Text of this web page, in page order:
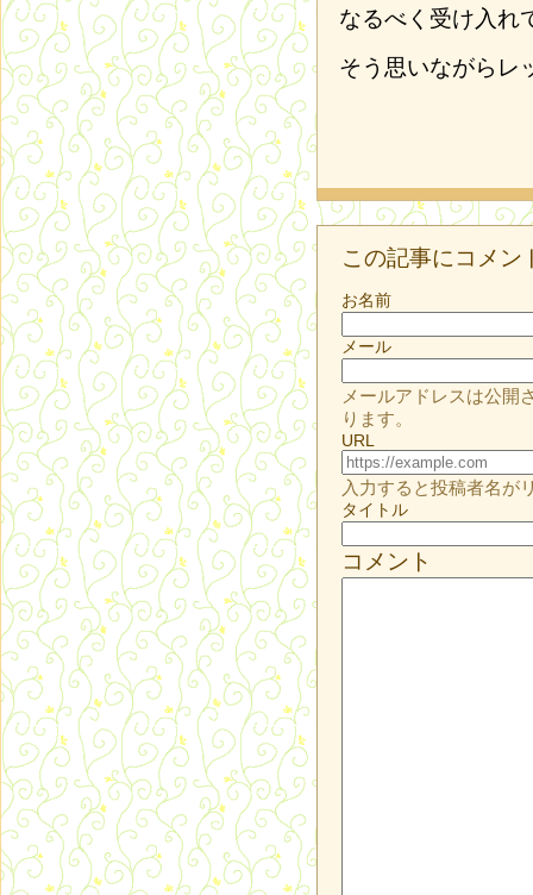
なるべく受け入れ
そう思いながらレ
この記事にコメン
お名前
メール
メールアドレスは公開
ります。
URL
入力すると投稿者名が
タイトル
コメント